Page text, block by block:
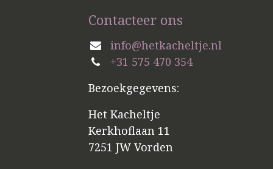
Contacteer ons
info@hetkacheltje.nl
+31 575 470 354
Bezoekgegevens:
Het Kacheltje
Kerkhoflaan 11
7251 JW Vorden